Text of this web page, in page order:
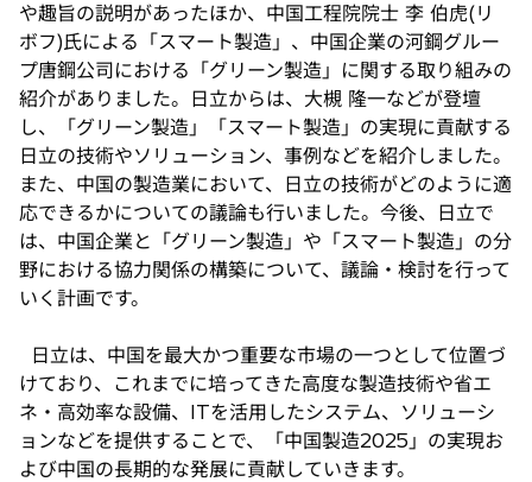
や趣旨の説明があったほか、中国工程院院士 李 伯虎(リ
ボフ)氏による「スマート製造」、中国企業の河鋼グルー
プ唐鋼公司における「グリーン製造」に関する取り組みの
紹介がありました。日立からは、大槻 隆一などが登壇
し、「グリーン製造」「スマート製造」の実現に貢献する
日立の技術やソリューション、事例などを紹介しました。
また、中国の製造業において、日立の技術がどのように適
応できるかについての議論も行いました。今後、日立で
は、中国企業と「グリーン製造」や「スマート製造」の分
野における協力関係の構築について、議論・検討を行って
いく計画です。
日立は、中国を最大かつ重要な市場の一つとして位置づ
けており、これまでに培ってきた高度な製造技術や省エ
ネ・高効率な設備、ITを活用したシステム、ソリューシ
ョンなどを提供することで、「中国製造2025」の実現お
よび中国の長期的な発展に貢献していきます。